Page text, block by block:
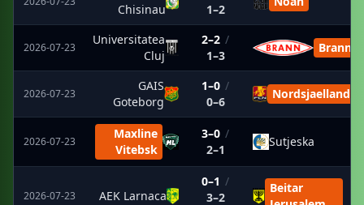
Chisinau
1–2
2026-07-23
Universitatea
Cluj
2–2 /
1–3
Brann
2026-07-23
GAIS
Goteborg
1–0 /
0–6
Nordsjaelland
2026-07-23
Maxline
Vitebsk
3–0 /
2–1
Sutjeska
2026-07-23 AEK Larnaca
0–1 /
3–2
Beitar